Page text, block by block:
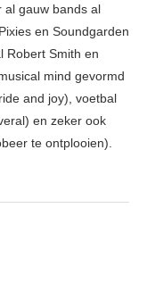
al gauw bands al
en Soundgarden
Robert Smith en
mind gevormd
and joy), voetbal
en zeker ook
te ontplooien).